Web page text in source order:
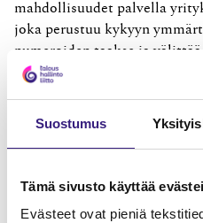
Suostumus
Tämä sivusto käyttää
Evästeet ovat pieniä
mahdollisuudet palvella
joka perustuu kykyyn
numeroiden taakse ja
liiketoiminnan parhaaksi.